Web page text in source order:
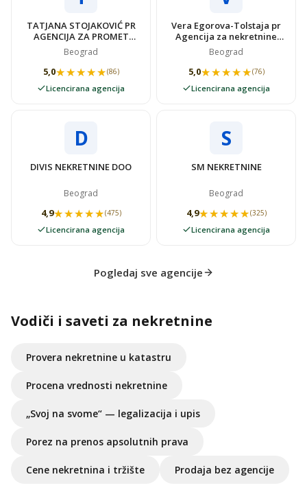
TATJANA STOJAKOVIĆ PR
AGENCIJA ZA PROMET
NEKRETNINAMA SUPER
STAN
Beograd
5,0★★★★★
★★★★★(86)
Licencirana agencija
Vera Egorova-Tolstaja pr
Agencija za nekretnine
VIDOVSTAN
Beograd
5,0★★★★★
★★★★★(76)
Licencirana agencija
D
DIVIS NEKRETNINE DOO
Beograd
4,9★★★★★
★★★★★(475)
Licencirana agencija
S
SM NEKRETNINE
Beograd
4,9★★★★★
★★★★★(325)
Licencirana agencija
Pogledaj sve agencije
Vodiči i saveti za nekretnine
Provera nekretnine u katastru
Procena vrednosti nekretnine
„Svoj na svome“ — legalizacija i upis
Porez na prenos apsolutnih prava
Cene nekretnina i tržište Prodaja bez agencije